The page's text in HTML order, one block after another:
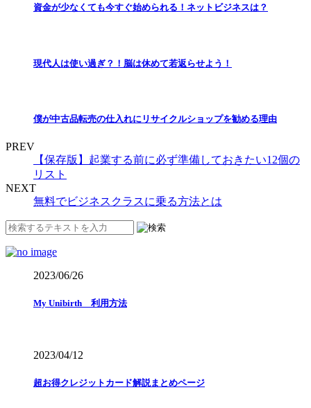
資金が少なくても今すぐ始められる！ネットビジネスは？
現代人は使い過ぎ？！脳は休めて若返らせよう！
僕が中古品転売の仕入れにリサイクルショップを勧める理由
PREV
【保存版】起業する前に必ず準備しておきたい12個の
リスト
NEXT
無料でビジネスクラスに乗る方法とは
2023/06/26
My Unibirth 利用方法
2023/04/12
超お得クレジットカード解説まとめページ